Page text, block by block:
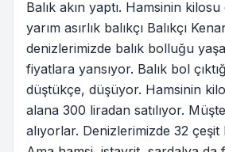
Balık akın yaptı. Hamsinin
yarım asırlık balıkçı Balıkçı
denizlerimizde balık bolluğu
fiyatlara yansıyor. Balık bol
düştükçe, düşüyor. Hamsinin
alana 300 liradan satılıyor.
alıyorlar. Denizlerimizde 32 çeşit